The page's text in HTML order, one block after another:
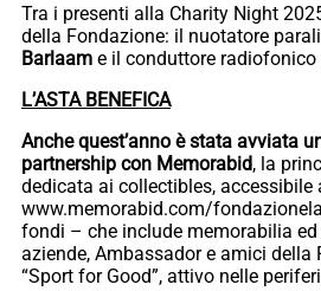
Tra i presenti alla Charity Night
della Fondazione: il nuotatore
Barlaam e il conduttore radiofonico
L’ASTA BENEFICA
Anche quest’anno è stata avviata
partnership con Memorabid, la
dedicata ai collectibles, accessibile
www.memorabid.com/
fondi – che include memorabilia ed
aziende, Ambassador e amici della
“Sport for Good”, attivo nelle